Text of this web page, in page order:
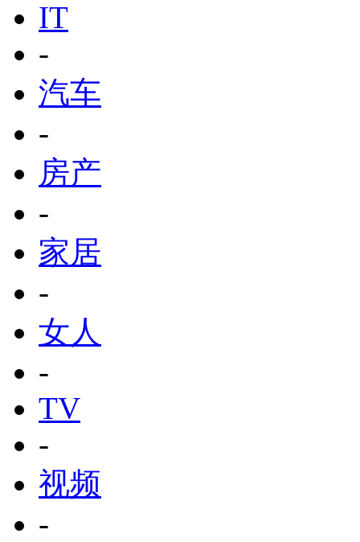
IT
-
汽车
-
房产
-
家居
-
女人
-
TV
-
视频
-